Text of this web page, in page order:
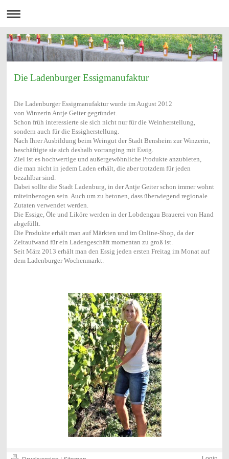
Die Ladenburger Essigmanufaktur
Die Ladenburger Essigmanufaktur wurde im August 2012
von Winzerin Antje Geiter gegründet.
Schon früh interessierte sie sich nicht nur für die Weinherstellung,
sondern auch für die Essigherstellung.
Nach Ihrer Ausbildung beim Weingut der Stadt Bensheim zur Winzerin,
beschäftigte sie sich deshalb vorranging mit Essig.
Ziel ist es hochwertige und außergewöhnliche Produkte anzubieten,
die man nicht in jedem Laden erhält, die aber trotzdem für jeden
bezahlbar sind.
Dabei sollte die Stadt Ladenburg, in der Antje Geiter schon immer wohnt
miteinbezogen sein. Auch um zu betonen, dass überwiegend regionale
Zutaten verwendet werden.
Die Essige, Öle und Liköre werden in der Lobdengau Brauerei von Hand
abgefüllt.
Die Produkte erhält man auf Märkten und im Online-Shop, da der
Zeitaufwand für ein Ladengeschäft momentan zu groß ist.
Seit März 2013 erhält man den Essig jeden ersten Freitag im Monat auf
dem Ladenburger Wochenmarkt.